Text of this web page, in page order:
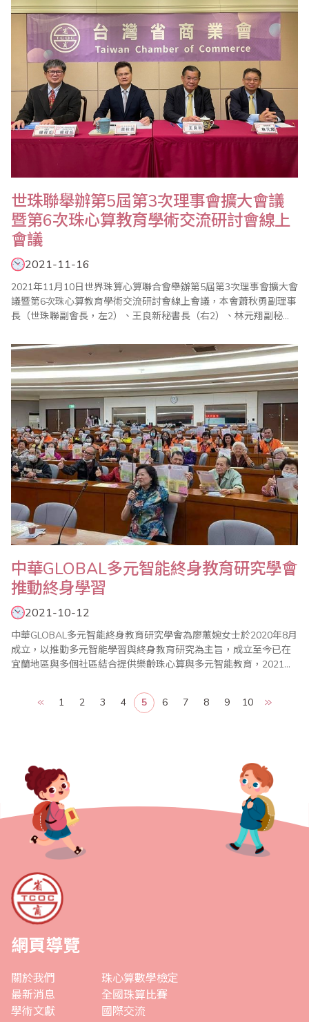
世珠聯舉辦第5屆第3次理事會擴大會議
暨第6次珠心算教育學術交流研討會線上
會議
2021-11-16
2021年11月10日世界珠算心算聯合會舉辦第5屆第3次理事會擴大會
議暨第6次珠心算教育學術交流研討會線上會議，本會蕭秋勇副理事
長（世珠聯副會長，左2）、王良新秘書長（右2）、林元翔副秘書
事會員單位參加，由會長劉建華主持，會中除年度工作報告及2022
年工作計劃外，也分享疫情下珠心算教育的發展前景及珠算非遺的
保護與發展，並通過新會員單位的入..
中華GLOBAL多元智能終身教育研究學會
推動終身學習
2021-10-12
中華GLOBAL多元智能終身教育研究學會為廖蕙婉女士於2020年8月
成立，以推動多元智能學習與終身教育研究為主旨，成立至今已在
宜蘭地區與多個社區結合提供樂齡珠心算與多元智能教育，2021年
府委託佛光大學辦理的高齡生活大學中擔任課程講師。 廖蕙婉老師
畢生從事珠心算教育，並於台灣省商業會總會珠心算數學委員會擔
1 2 3 4 5 6 7 8 9 10
網頁導覽
關於我們
最新消息
學術文獻
珠心算數學檢定
全國珠算比賽
國際交流